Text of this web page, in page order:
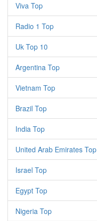
Viva Top
Radio 1 Top
Uk Top 10
Argentina Top
Vietnam Top
Brazil Top
India Top
United Arab Emirates Top
Israel Top
Egypt Top
Nigeria Top